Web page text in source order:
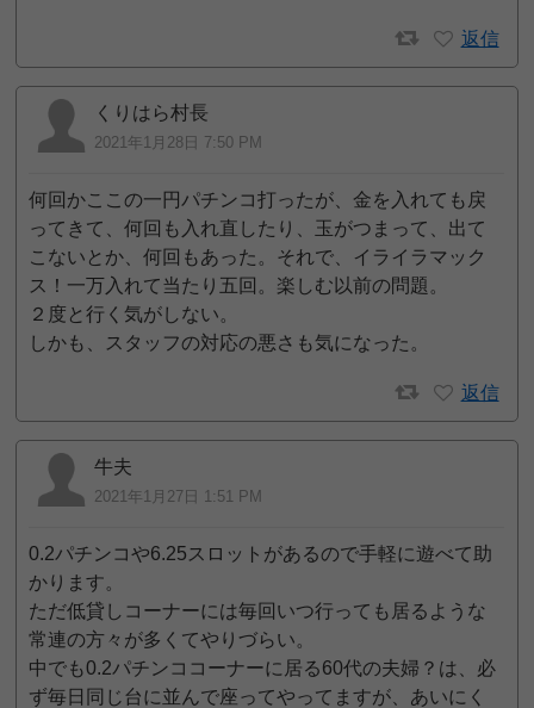
返信
くりはら村長
2021年1月28日 7:50 PM
何回かここの一円パチンコ打ったが、金を入れても戻
ってきて、何回も入れ直したり、玉がつまって、出て
こないとか、何回もあった。それで、イライラマック
ス！一万入れて当たり五回。楽しむ以前の問題。
２度と行く気がしない。
しかも、スタッフの対応の悪さも気になった。
返信
牛夫
2021年1月27日 1:51 PM
0.2パチンコや6.25スロットがあるので手軽に遊べて助
かります。
ただ低貸しコーナーには毎回いつ行っても居るような
常連の方々が多くてやりづらい。
中でも0.2パチンココーナーに居る60代の夫婦？は、必
ず毎日同じ台に並んで座ってやってますが、あいにく